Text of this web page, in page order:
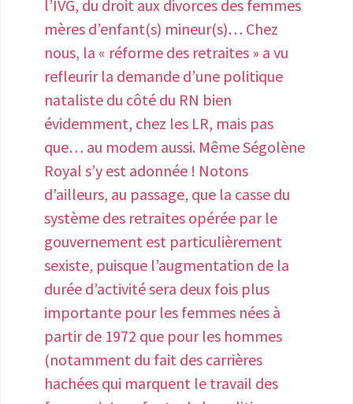
dépistage et de soins permettant de
faciliter les parcours de prise en charge
nécessitant l’intervention d’équipes
médicales pluridisciplinaires
(gynécologue, urologue, gastro-
entérologue, pneumologue,
radiologue, algologue, etc...). Dans ces
parcours, garantir systématiquement la
présence d’un assistant.e social.e pour
faciliter les démarches et les demandes
d’aides. • Labelliser des centres experts
dédiés à l’endométriose par les ARS ; y
inclure des consultations anti douleurs
spécifiques pour la prise en charge de la
douleur chronique. • Inscrire
rapidement l’endométriose sur la liste
l’IVG, du droit aux divorces des femmes
mères d’enfant(s) mineur(s)… Chez
nous, la « réforme des retraites » a vu
refleurir la demande d’une politique
nataliste du côté du RN bien
évidemment, chez les LR, mais pas
que… au modem aussi. Même Ségolène
Royal s’y est adonnée ! Notons
d’ailleurs, au passage, que la casse du
système des retraites opérée par le
gouvernement est particulièrement
sexiste, puisque l’augmentation de la
durée d’activité sera deux fois plus
importante pour les femmes nées à
partir de 1972 que pour les hommes
(notamment du fait des carrières
hachées qui marquent le travail des